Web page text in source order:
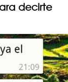
decirte